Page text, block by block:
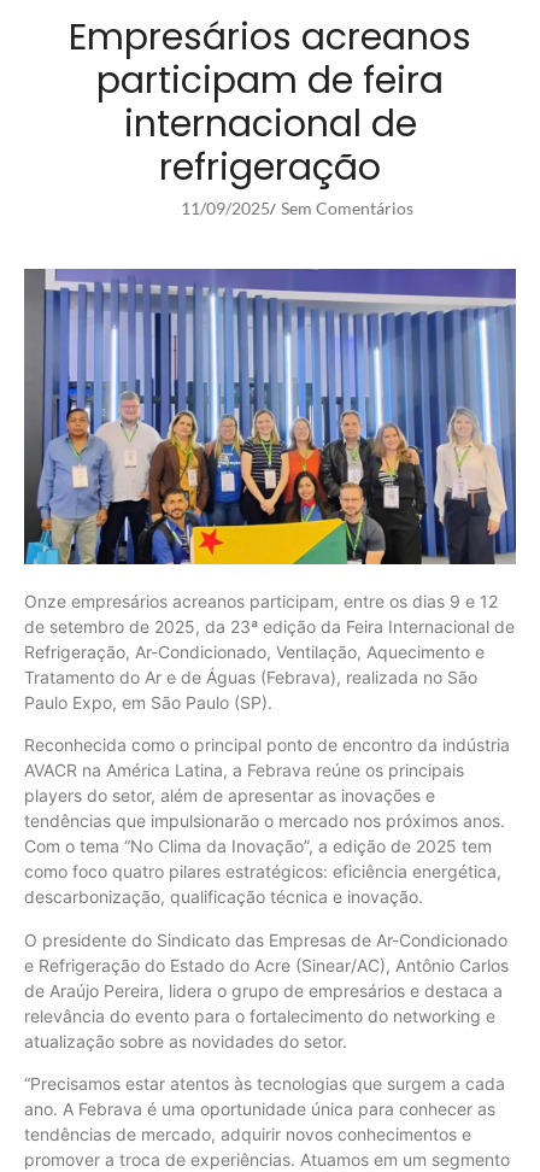
Empresários acreanos
participam de feira
internacional de
refrigeração
11/09/2025/ Sem Comentários
Onze empresários acreanos participam, entre os dias 9 e 12
de setembro de 2025, da 23ª edição da Feira Internacional de
Refrigeração, Ar-Condicionado, Ventilação, Aquecimento e
Tratamento do Ar e de Águas (Febrava), realizada no São
Paulo Expo, em São Paulo (SP).
Reconhecida como o principal ponto de encontro da indústria
AVACR na América Latina, a Febrava reúne os principais
players do setor, além de apresentar as inovações e
tendências que impulsionarão o mercado nos próximos anos.
Com o tema “No Clima da Inovação”, a edição de 2025 tem
como foco quatro pilares estratégicos: eficiência energética,
descarbonização, qualificação técnica e inovação.
O presidente do Sindicato das Empresas de Ar-Condicionado
e Refrigeração do Estado do Acre (Sinear/AC), Antônio Carlos
de Araújo Pereira, lidera o grupo de empresários e destaca a
relevância do evento para o fortalecimento do networking e
atualização sobre as novidades do setor.
“Precisamos estar atentos às tecnologias que surgem a cada
ano. A Febrava é uma oportunidade única para conhecer as
tendências de mercado, adquirir novos conhecimentos e
promover a troca de experiências. Atuamos em um segmento